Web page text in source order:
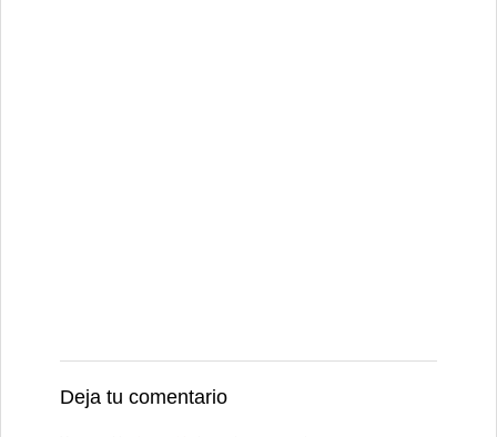
Deja tu comentario